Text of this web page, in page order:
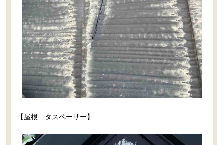
【屋根 タスペーサー】